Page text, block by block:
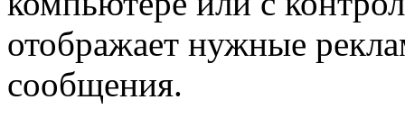
отображает нужные
сообщения.